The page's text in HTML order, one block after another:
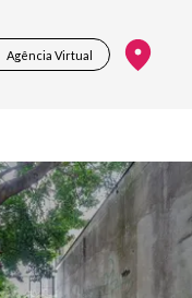
Agência Virtual